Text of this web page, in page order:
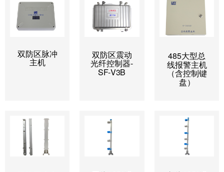
双防区脉冲
主机
双防区震动
光纤控制器-
SF-V3B
485大型总
线报警主机
（含控制键
盘）